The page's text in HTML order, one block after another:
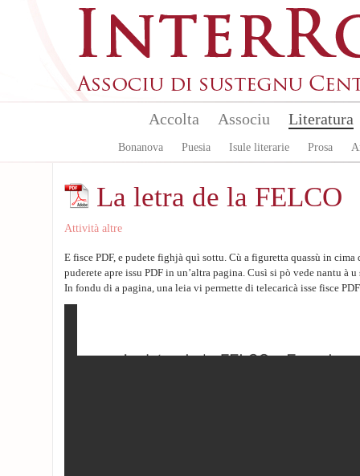
Accolta Associu Literatura
Bonanova Puesia Isule literarie Prosa
La letra de la FELCO
Attività altre
E fisce PDF, e pudete fighjà quì sottu. Cù a figuretta quassù in
puderete apre issu PDF in un’altra pagina. Cusì si pò vede nantu à u
In fondu di a pagina, una leia vi permette di telecaricà isse fisce